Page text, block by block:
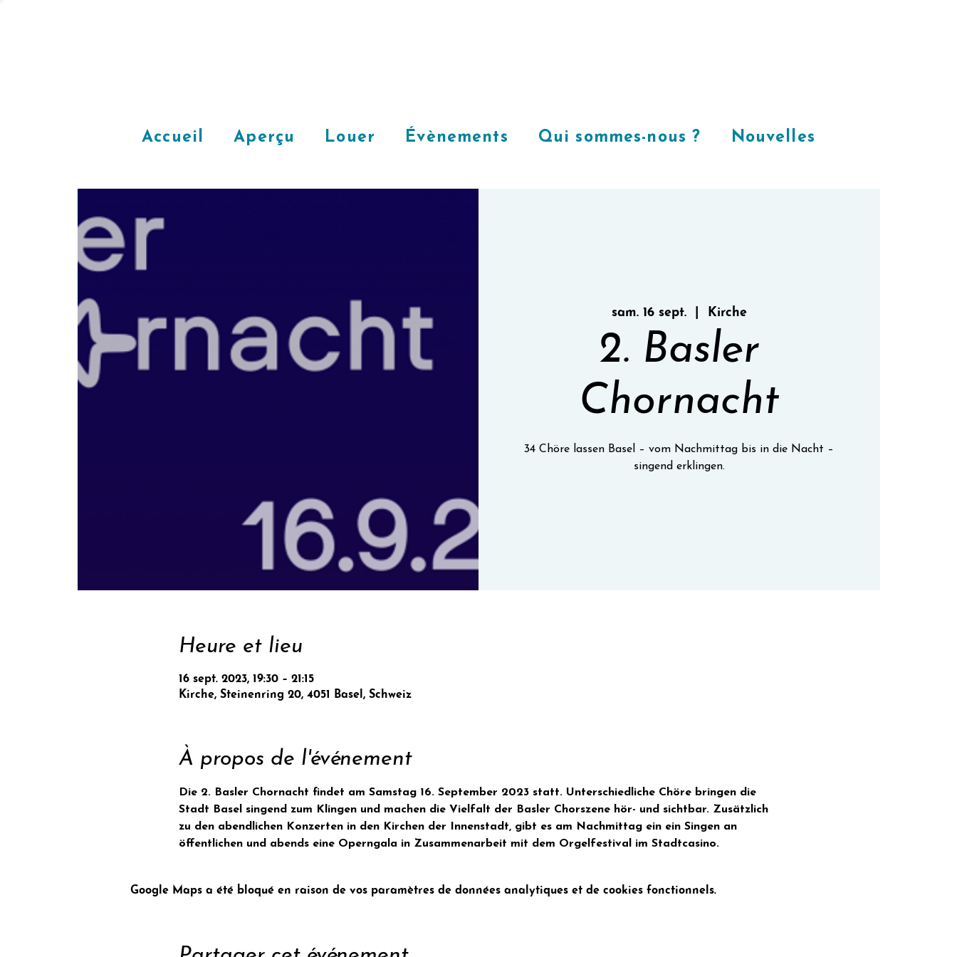
Accueil Aperçu Louer Évènements Qui sommes-nous ? Nouvelles
sam. 16 sept.
  |
Kirche
2. Basler
Chornacht
34 Chöre lassen Basel – vom Nachmittag bis in die Nacht –
singend erklingen.
Heure et lieu
16 sept. 2023, 19:30 – 21:15
Kirche, Steinenring 20, 4051 Basel, Schweiz
À propos de l'événement
Die 2. Basler Chornacht findet am Samstag 16. September 2023 statt. Unterschiedliche Chöre bringen die
Stadt Basel singend zum Klingen und machen die Vielfalt der Basler Chorszene hör- und sichtbar. Zusätzlich
zu den abendlichen Konzerten in den Kirchen der Innenstadt, gibt es am Nachmittag ein ein Singen an
öffentlichen und abends eine Operngala in Zusammenarbeit mit dem Orgelfestival im Stadtcasino.
Google Maps a été bloqué en raison de vos paramètres de données analytiques et de cookies fonctionnels.